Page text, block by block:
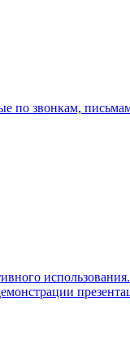
звонкам,